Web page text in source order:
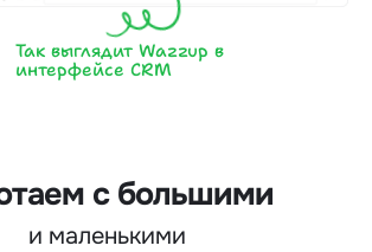
Так выглядит Wazzup в
интерфейсе CRM
с большими
и маленькими